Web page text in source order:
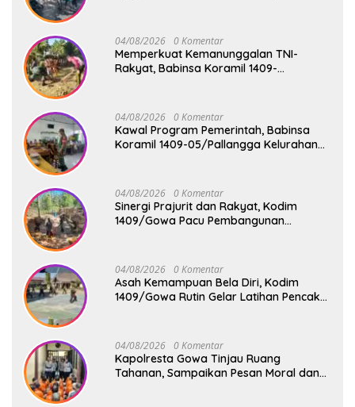
04/08/2026 0 Komentar
Memperkuat Kemanunggalan TNI-
Rakyat, Babinsa Koramil 1409-
04/08/2026 0 Komentar
Kawal Program Pemerintah, Babinsa
Koramil 1409-05/Pallangga Kelurahan
04/08/2026 0 Komentar
Sinergi Prajurit dan Rakyat, Kodim
1409/Gowa Pacu Pembangunan
04/08/2026 0 Komentar
Asah Kemampuan Bela Diri, Kodim
1409/Gowa Rutin Gelar Latihan Pencak
04/08/2026 0 Komentar
Kapolresta Gowa Tinjau Ruang
Tahanan, Sampaikan Pesan Moral dan